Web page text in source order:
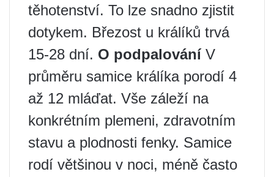
těhotenství. To lze snadno zjistit
dotykem. Březost u králíků trvá
15-28 dní. O podpalováníV
průměru samice králíka porodí 4
až 12 mláďat. Vše záleží na
konkrétním plemeni, zdravotním
stavu a plodnosti fenky. Samice
rodí většinou v noci, méně často